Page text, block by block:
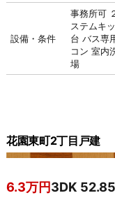
設備・条件
事務所可
ステムキ
台 バス専
コン 室内
場
花園東町2丁目戸建
6.3万円3DK